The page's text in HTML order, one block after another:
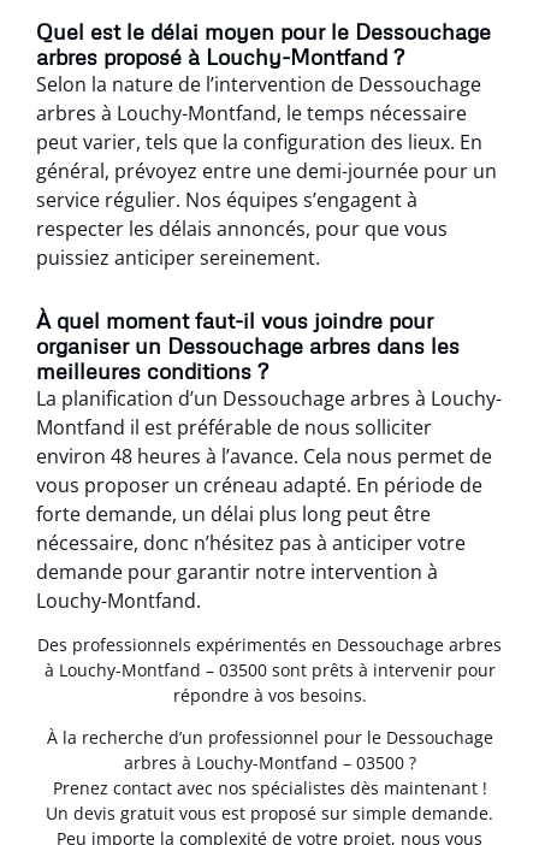
Quel est le délai moyen pour le Dessouchage
arbres proposé à Louchy-Montfand ?
Selon la nature de l’intervention de Dessouchage
arbres à Louchy-Montfand, le temps nécessaire
peut varier, tels que la configuration des lieux. En
général, prévoyez entre une demi-journée pour un
service régulier. Nos équipes s’engagent à
respecter les délais annoncés, pour que vous
puissiez anticiper sereinement.
À quel moment faut-il vous joindre pour
organiser un Dessouchage arbres dans les
meilleures conditions ?
La planification d’un Dessouchage arbres à Louchy-
Montfand il est préférable de nous solliciter
environ 48 heures à l’avance. Cela nous permet de
vous proposer un créneau adapté. En période de
forte demande, un délai plus long peut être
nécessaire, donc n’hésitez pas à anticiper votre
demande pour garantir notre intervention à
Louchy-Montfand.
Des professionnels expérimentés en Dessouchage arbres
à Louchy-Montfand – 03500 sont prêts à intervenir pour
répondre à vos besoins.
À la recherche d’un professionnel pour le Dessouchage
arbres à Louchy-Montfand – 03500 ?
Prenez contact avec nos spécialistes dès maintenant !
Un devis gratuit vous est proposé sur simple demande.
Peu importe la complexité de votre projet, nous vous